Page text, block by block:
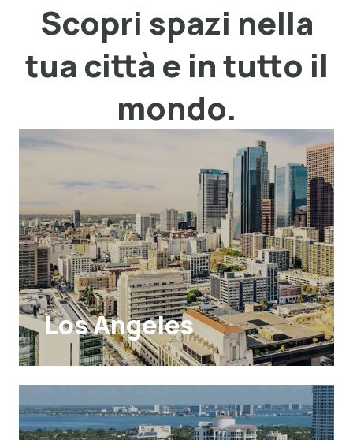
Scopri spazi nella
tua città e in tutto il
mondo.
Los Angeles